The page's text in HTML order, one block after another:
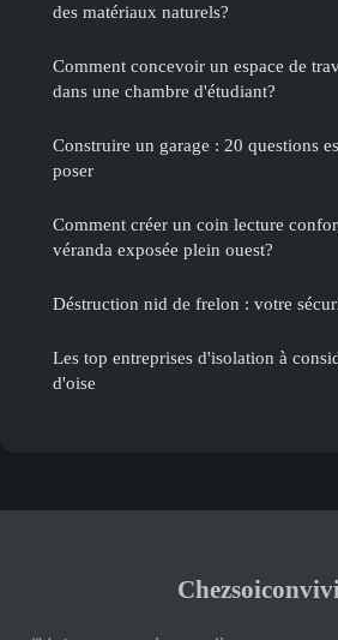
des matériaux naturels?
Comment concevoir un espace de
dans une chambre d'étudiant?
Construire un garage : 20 questions
poser
Comment créer un coin lecture
véranda exposée plein ouest?
Déstruction nid de frelon : votre
Les top entreprises d'isolation à
d'oise